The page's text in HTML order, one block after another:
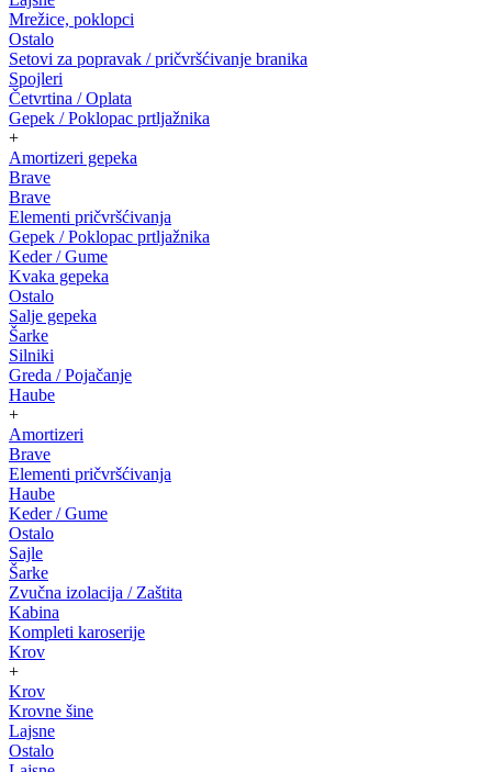
Mrežice, poklopci
Ostalo
Setovi za popravak / pričvršćivanje branika
Spojleri
Četvrtina / Oplata
Gepek / Poklopac prtljažnika
+
Amortizeri gepeka
Brave
Brave
Elementi pričvršćivanja
Gepek / Poklopac prtljažnika
Keder / Gume
Kvaka gepeka
Ostalo
Salje gepeka
Šarke
Silniki
Greda / Pojačanje
Haube
+
Amortizeri
Brave
Elementi pričvršćivanja
Haube
Keder / Gume
Ostalo
Sajle
Šarke
Zvučna izolacija / Zaštita
Kabina
Kompleti karoserije
Krov
+
Krov
Krovne šine
Lajsne
Ostalo